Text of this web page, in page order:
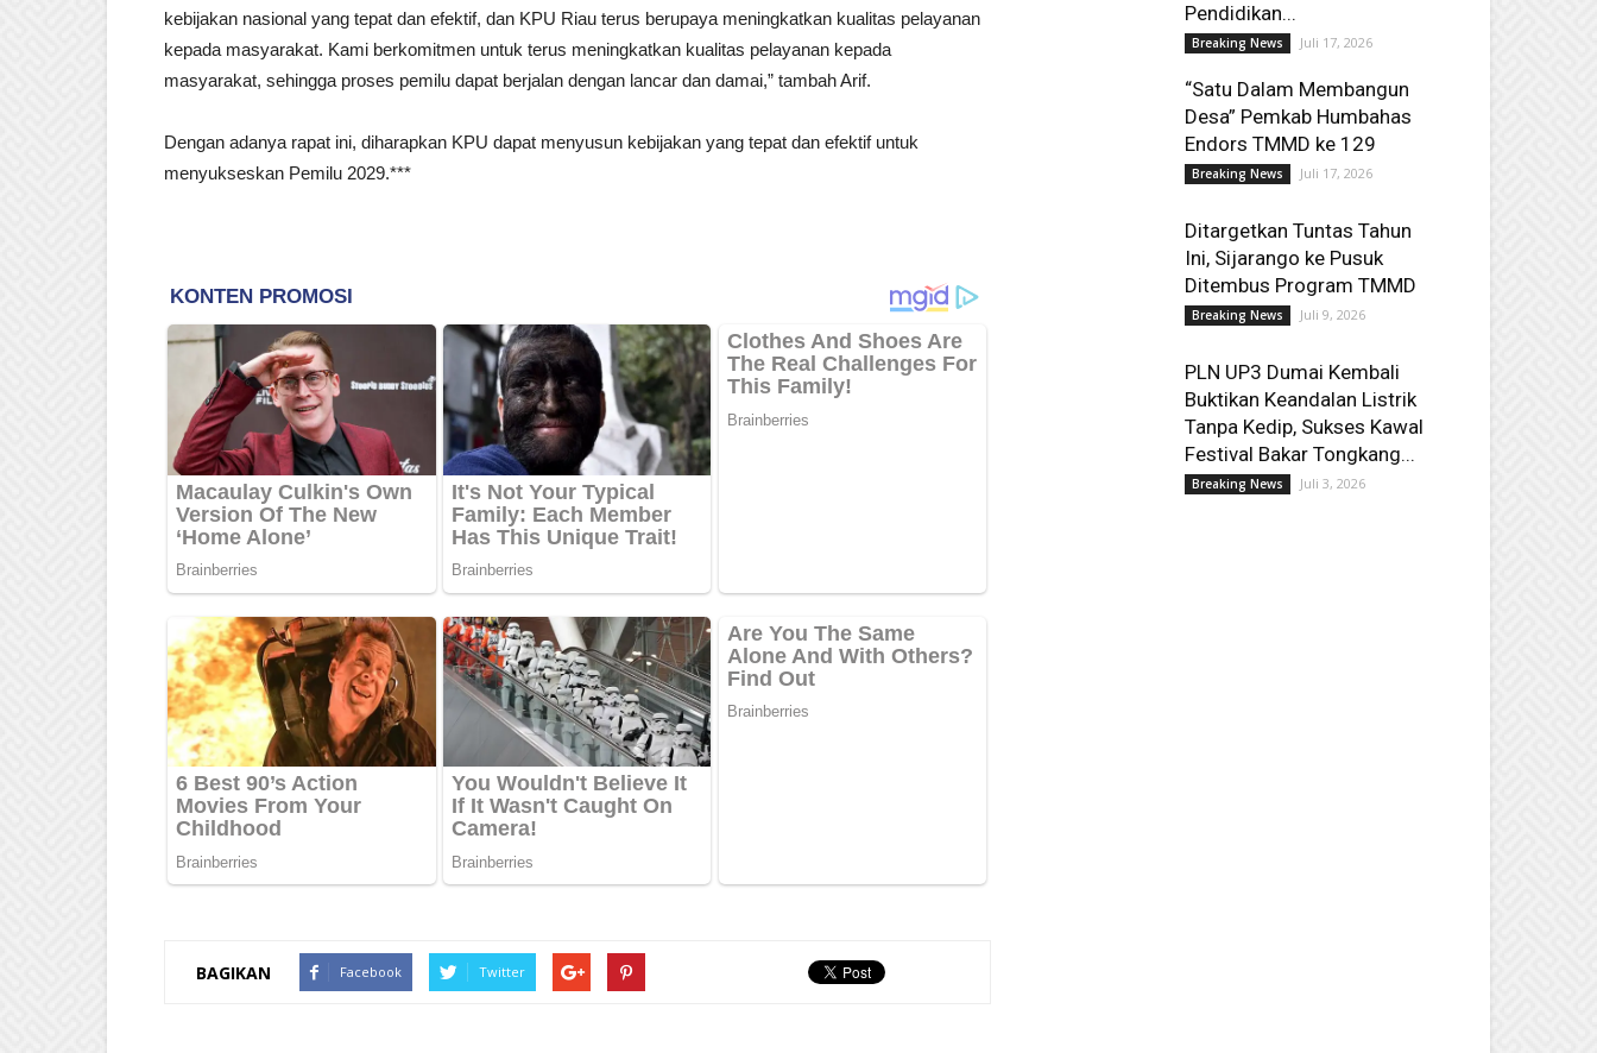
kebijakan nasional yang tepat dan efektif, dan KPU Riau terus berupaya meningkatkan kualitas pelayanan
kepada masyarakat. Kami berkomitmen untuk terus meningkatkan kualitas pelayanan kepada
masyarakat, sehingga proses pemilu dapat berjalan dengan lancar dan damai,” tambah Arif.
Dengan adanya rapat ini, diharapkan KPU dapat menyusun kebijakan yang tepat dan efektif untuk
menyukseskan Pemilu 2029.***
BAGIKAN Facebook Twitter
Pendidikan...
Breaking News Juli 17, 2026
“Satu Dalam Membangun
Desa” Pemkab Humbahas
Endors TMMD ke 129
Breaking News Juli 17, 2026
Ditargetkan Tuntas Tahun
Ini, Sijarango ke Pusuk
Ditembus Program TMMD
Breaking News Juli 9, 2026
PLN UP3 Dumai Kembali
Buktikan Keandalan Listrik
Tanpa Kedip, Sukses Kawal
Festival Bakar Tongkang...
Breaking News Juli 3, 2026